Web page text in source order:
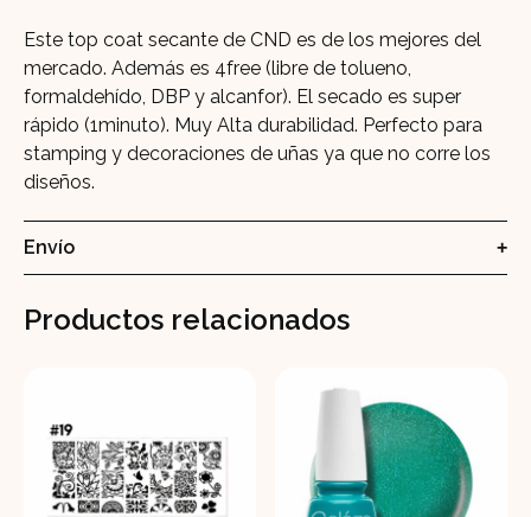
Este top coat secante de CND es de los mejores del
mercado. Además es 4free (libre de tolueno,
formaldehído, DBP y alcanfor). El secado es super
rápido (1minuto). Muy Alta durabilidad. Perfecto para
stamping y decoraciones de uñas ya que no corre los
diseños.
Envío
Productos relacionados